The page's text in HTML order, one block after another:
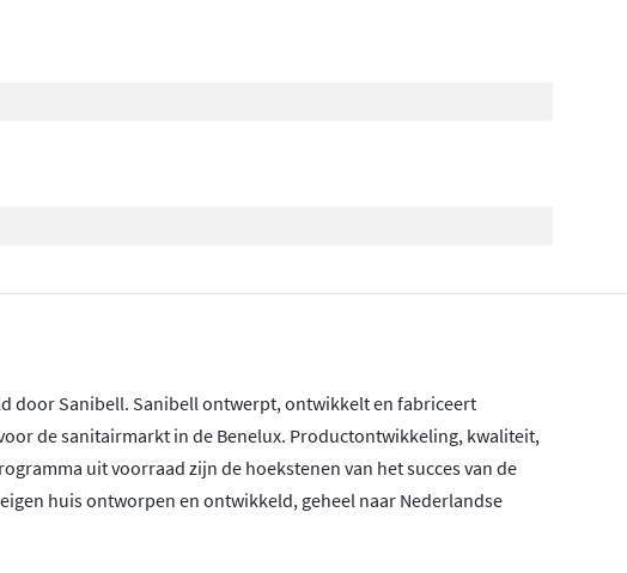
door Sanibell. Sanibell ontwerpt, ontwikkelt en fabriceert
de sanitairmarkt in de Benelux. Productontwikkeling, kwaliteit,
uit voorraad zijn de hoekstenen van het succes van de
huis ontworpen en ontwikkeld, geheel naar Nederlandse